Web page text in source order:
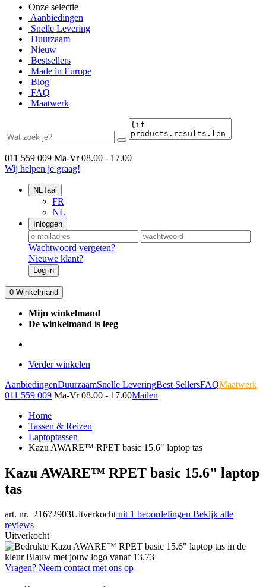
Onze selectie
Aanbiedingen
Snelle Levering
Duurzaam
Nieuw
Bestsellers
Made in Europe
Blog
FAQ
Maatwerk
011 559 009 Ma-Vr 08.00 - 17.00
Wij helpen je graag!
NLTaal
FR
NL
Inloggen
Wachtwoord vergeten?
Nieuwe klant?
Log in
0 Winkelmand
Mijn winkelmand
De winkelmand is leeg
Verder winkelen
AanbiedingenDuurzaamSnelle LeveringBest SellersFAQMaatwerk
011 559 009 Ma-Vr 08.00 - 17.00Mailen
Home
Tassen & Reizen
Laptoptassen
Kazu AWARE™ RPET basic 15.6" laptop tas
Kazu AWARE™ RPET basic 15.6" laptop
tas
art. nr. 21672903Uitverkocht uit 1 beoordelingen Bekijk alle
reviews
Uitverkocht
Vragen? Neem contact met ons op